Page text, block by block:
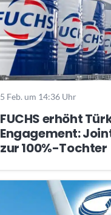
5 Feb. um 14:36 Uhr
FUCHS erhöht
Engagement:
zur 100%-Tochter